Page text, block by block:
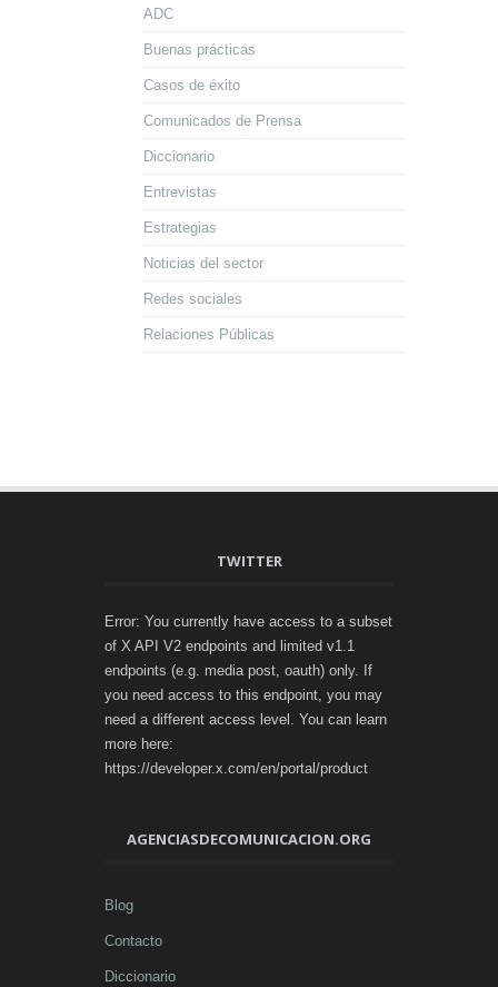
ADC
Buenas prácticas
Casos de éxito
Comunicados de Prensa
Diccionario
Entrevistas
Estrategias
Noticias del sector
Redes sociales
Relaciones Públicas
TWITTER
Error: You currently have access to a subset
of X API V2 endpoints and limited v1.1
endpoints (e.g. media post, oauth) only. If
you need access to this endpoint, you may
need a different access level. You can learn
more here:
https://developer.x.com/en/portal/product
AGENCIASDECOMUNICACION.ORG
Blog
Contacto
Diccionario